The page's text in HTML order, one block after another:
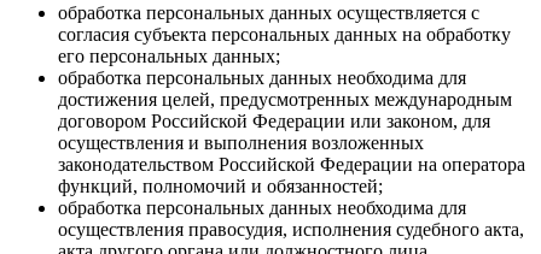
обработка персональных данных осуществляется с
согласия субъекта персональных данных на обработку
его персональных данных;
обработка персональных данных необходима для
достижения целей, предусмотренных международным
договором Российской Федерации или законом, для
осуществления и выполнения возложенных
законодательством Российской Федерации на оператора
функций, полномочий и обязанностей;
обработка персональных данных необходима для
осуществления правосудия, исполнения судебного акта,